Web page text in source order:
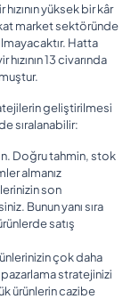
yüksek bir kâr
market sektöründe
Hatta
13 civarında
geliştirilmesi
sıralanabilir:
Doğru tahmin, stok
almanız
son
Bunun yanı sıra
satış
çok daha
stratejinizi
ürünlerin cazibe